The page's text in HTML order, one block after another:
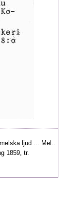
ljud ... Mel.:
1859, tr.